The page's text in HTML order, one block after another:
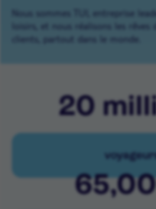
Nous sommes TUI, entreprise
loisirs, et nous réalisons les rêves
clients, partout dans le monde.
20